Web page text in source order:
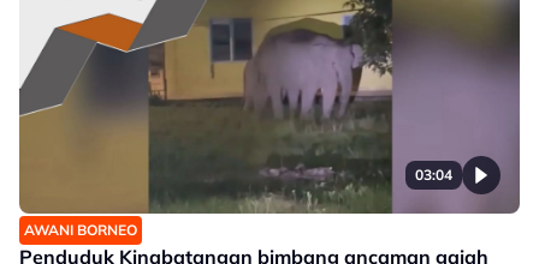
03:04
AWANI BORNEO
Penduduk Kinabatangan bimbang ancaman gajah